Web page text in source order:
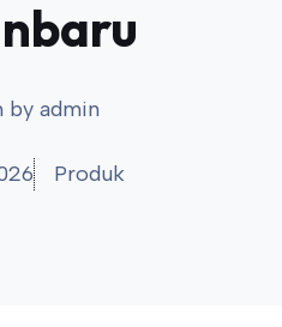
by admin
Produk